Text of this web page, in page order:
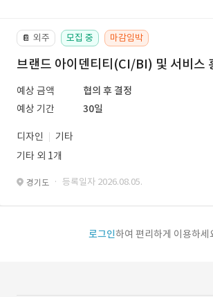
📔 외주 모집 중 마감임박
브랜드 아이덴티티(CI/BI) 및 서비스
예상 금액
협의 후 결정
예상 기간
30일
디자인
기타
기타 외 1개
경기도 · 등록일자 2026.08.05.
로그인하여 편리하게 이용하세